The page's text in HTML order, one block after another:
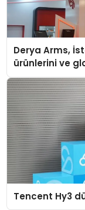
Derya Arms,
ürünlerini ve
Tencent Hy3